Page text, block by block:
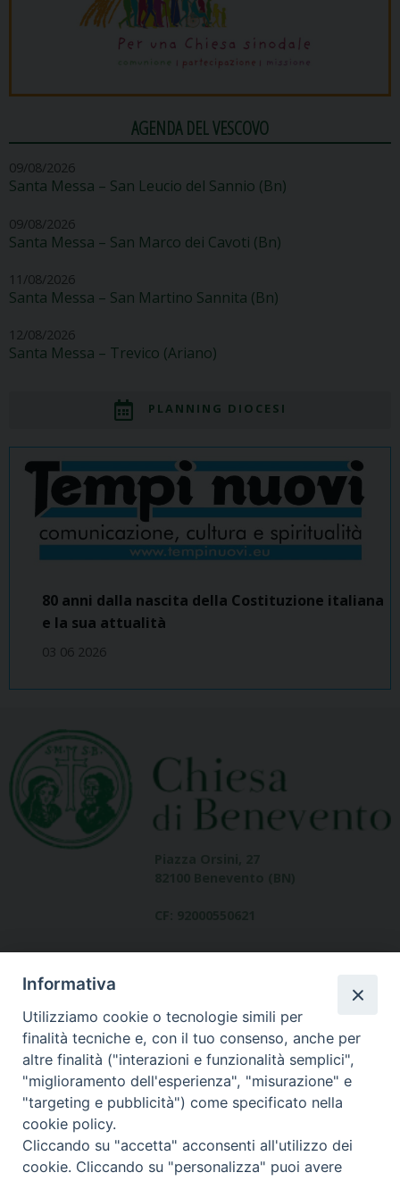
AGENDA DEL VESCOVO
09/08/2026
Santa Messa – San Leucio del Sannio (Bn)
09/08/2026
Santa Messa – San Marco dei Cavoti (Bn)
11/08/2026
Santa Messa – San Martino Sannita (Bn)
12/08/2026
Santa Messa – Trevico (Ariano)
PLANNING DIOCESI
80 anni dalla nascita della Costituzione italiana
e la sua attualità
03 06 2026
Dove siamo
contatti
Area riservata
Informativa
Utilizziamo cookie o tecnologie simili per
finalità tecniche e, con il tuo consenso, anche per
altre finalità ("interazioni e funzionalità semplici",
"miglioramento dell'esperienza", "misurazione" e
"targeting e pubblicità") come specificato nella
cookie policy.
Cliccando su "accetta" acconsenti all'utilizzo dei
cookie. Cliccando su "personalizza" puoi avere